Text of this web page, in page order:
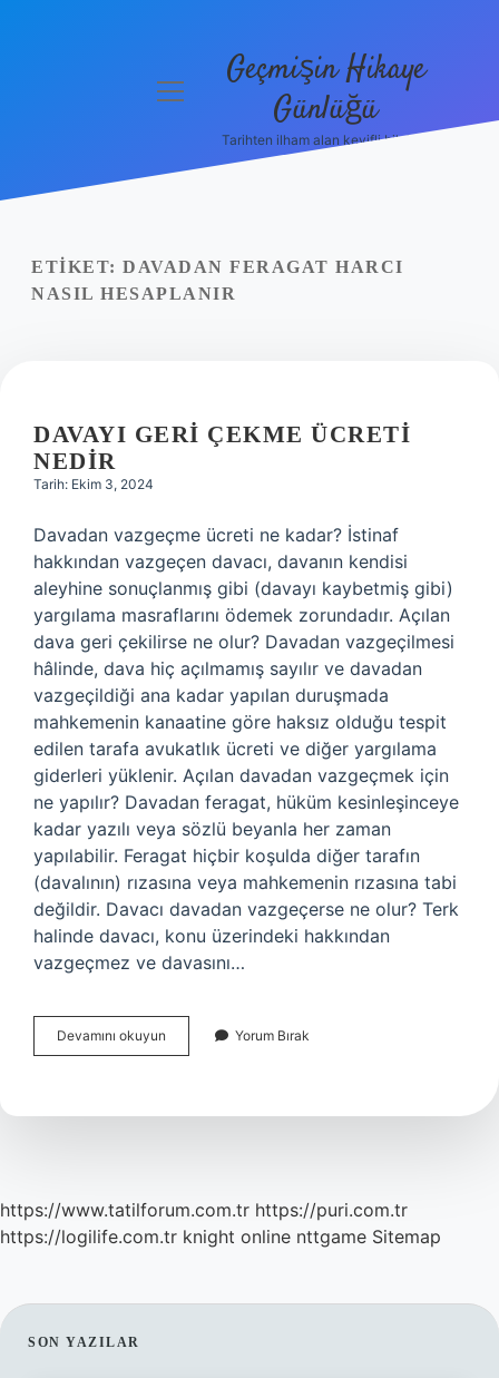
Yasal Uyarı
menüyü
Geçmişin Hikaye
Günlüğü
Tarihten ilham alan keyifli bilgiler!
ETIKET: DAVADAN FERAGAT HARCI
NASIL HESAPLANIR
DAVAYI GERI ÇEKME ÜCRETI
NEDIR
Tarih: Ekim 3, 2024
Davadan vazgeçme ücreti ne kadar? İstinaf
hakkından vazgeçen davacı, davanın kendisi
aleyhine sonuçlanmış gibi (davayı kaybetmiş gibi)
yargılama masraflarını ödemek zorundadır. Açılan
dava geri çekilirse ne olur? Davadan vazgeçilmesi
hâlinde, dava hiç açılmamış sayılır ve davadan
vazgeçildiği ana kadar yapılan duruşmada
mahkemenin kanaatine göre haksız olduğu tespit
edilen tarafa avukatlık ücreti ve diğer yargılama
giderleri yüklenir. Açılan davadan vazgeçmek için
ne yapılır? Davadan feragat, hüküm kesinleşinceye
kadar yazılı veya sözlü beyanla her zaman
yapılabilir. Feragat hiçbir koşulda diğer tarafın
(davalının) rızasına veya mahkemenin rızasına tabi
değildir. Davacı davadan vazgeçerse ne olur? Terk
halinde davacı, konu üzerindeki hakkından
vazgeçmez ve davasını…
Devamını okuyun
Geri
Nedir
Yorum Bırak
https://www.tatilforum.com.tr https://puri.com.tr
https://logilife.com.tr knight online nttgame Sitemap
SIDEBAR
SON YAZILAR